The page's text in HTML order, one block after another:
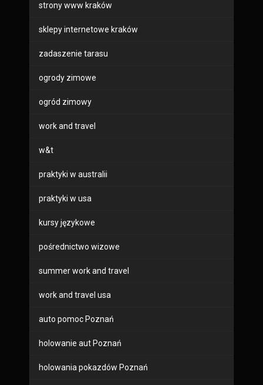
strony www kraków
sklepy internetowe kraków
zadaszenie tarasu
ogrody zimowe
ogród zimowy
work and travel
w&t
praktyki w australii
praktyki w usa
kursy językowe
pośrednictwo wizowe
summer work and travel
work and travel usa
auto pomoc Poznań
holowanie aut Poznań
holowania pokazdów Poznań